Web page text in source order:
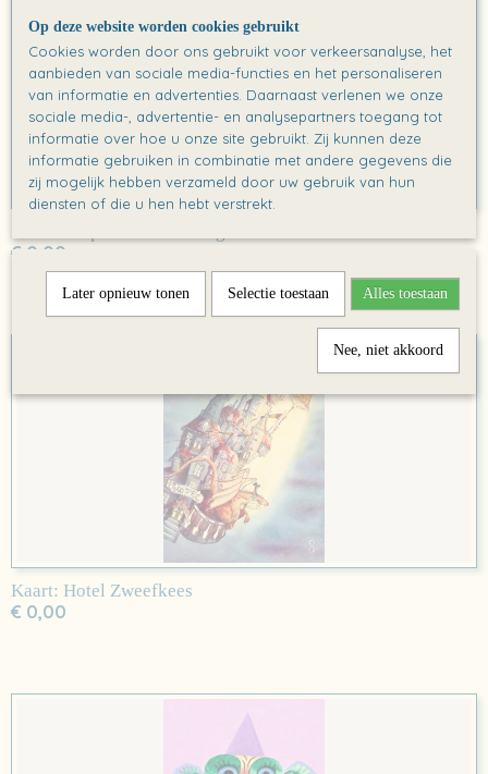
€ 0,00
Kaart: Hotel Zweefkees
€ 0,00
Op deze website worden cookies gebruikt
Cookies worden door ons gebruikt voor verkeersanalyse, het
aanbieden van sociale media-functies en het personaliseren
van informatie en advertenties. Daarnaast verlenen we onze
sociale media-, advertentie- en analysepartners toegang tot
informatie over hoe u onze site gebruikt. Zij kunnen deze
informatie gebruiken in combinatie met andere gegevens die
zij mogelijk hebben verzameld door uw gebruik van hun
diensten of die u hen hebt verstrekt.
Later opnieuw tonen Selectie toestaan Alles toestaan
Nee, niet akkoord